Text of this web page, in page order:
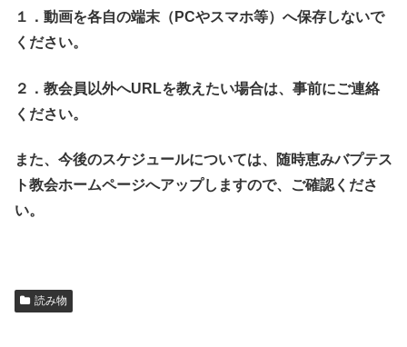
１．動画を各自の端末（PCやスマホ等）へ保存しないで
ください。
２．教会員以外へURLを教えたい場合は、事前にご連絡
ください。
また、今後のスケジュールについては、随時恵みバプテス
ト教会ホームページへアップしますので、ご確認くださ
い。
読み物